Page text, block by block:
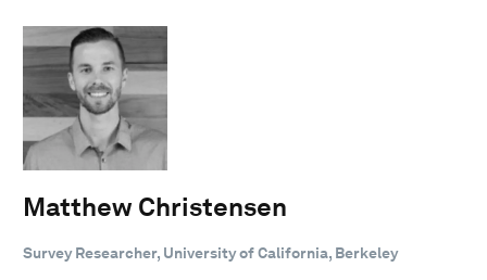
Matthew Christensen
Survey Researcher, University of California, Berkeley